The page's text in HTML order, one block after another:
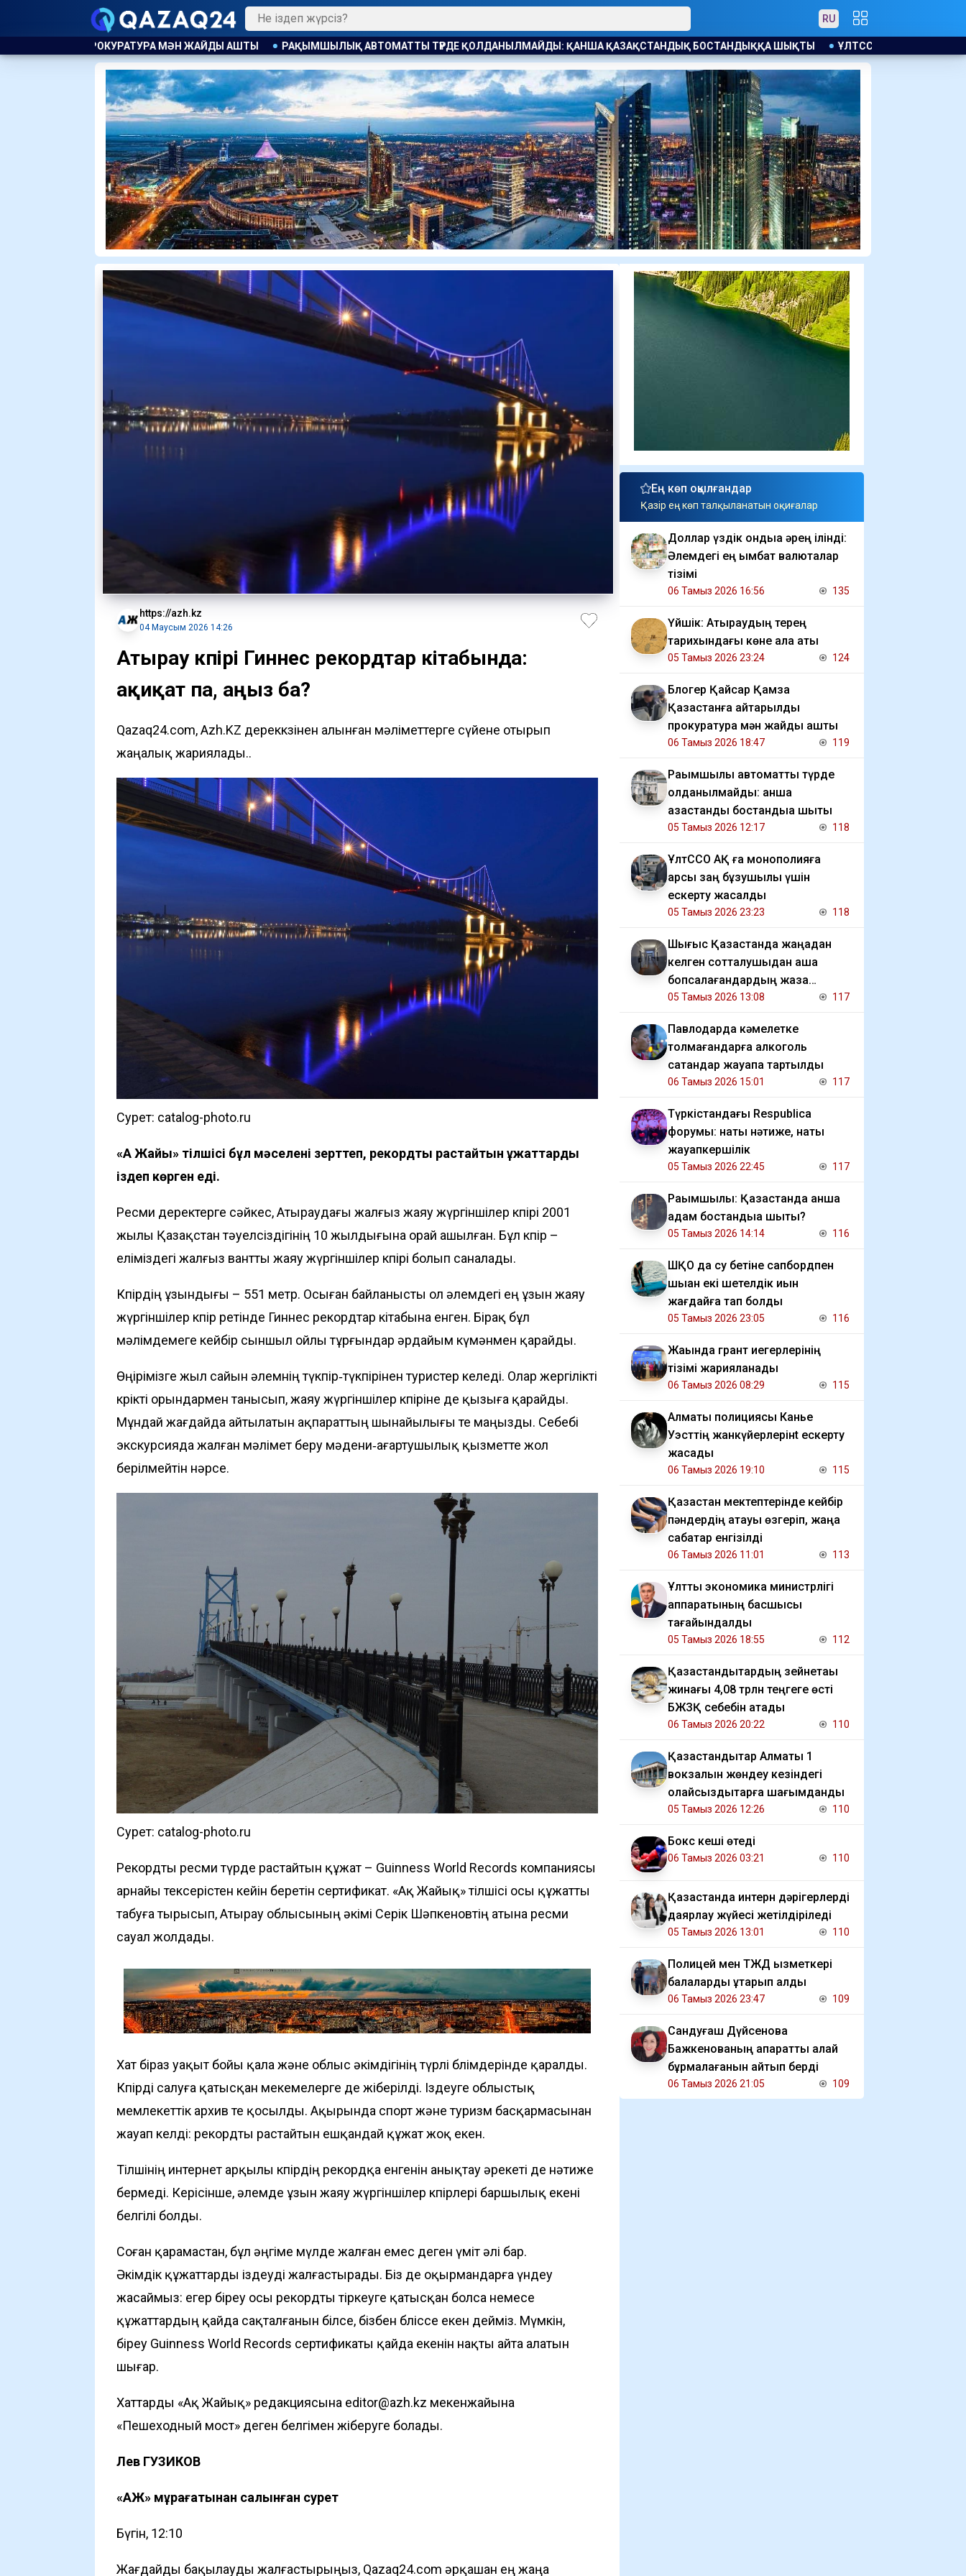
RU
РАҚЫМШЫЛЫҚ АВТОМАТТЫ ТҮРДЕ ҚОЛДАНЫЛМАЙДЫ: ҚАНША ҚАЗАҚСТАНДЫҚ БОСТАНДЫҚҚА ШЫҚТЫ ҰЛТССО АҚ ҒА МОНОПОЛИЯҒА ҚАРСЫ ЗАҢ БҰЗУШЫЛЫҚ
https://azh.kz
04 Маусым 2026 14:26
Атырау көпірі Гиннес рекордтар кітабында:
ақиқат па, аңыз ба?
Qazaq24.com, Azh.KZ дереккөзінен алынған мәліметтерге сүйене отырып
жаңалық жариялады..
Сурет: catalog-photo.ru
«Ақ Жайық» тілшісі бұл мәселені зерттеп, рекордты растайтын құжаттарды
іздеп көрген еді.
Ресми деректерге сәйкес, Атыраудағы жалғыз жаяу жүргіншілер көпірі 2001
жылы Қазақстан тәуелсіздігінің 10 жылдығына орай ашылған. Бұл көпір –
еліміздегі жалғыз вантты жаяу жүргіншілер көпірі болып саналады.
Көпірдің ұзындығы – 551 метр. Осыған байланысты ол әлемдегі ең ұзын жаяу
жүргіншілер көпір ретінде Гиннес рекордтар кітабына енген. Бірақ бұл
мәлімдемеге кейбір сыншыл ойлы тұрғындар әрдайым күмәнмен қарайды.
Өңірімізге жыл сайын әлемнің түкпір‑түкпірінен туристер келеді. Олар жергілікті
көрікті орындармен танысып, жаяу жүргіншілер көпіріне де қызыға қарайды.
Мұндай жағдайда айтылатын ақпараттың шынайылығы өте маңызды. Себебі
экскурсияда жалған мәлімет беру мәдени‑ағартушылық қызметте жол
берілмейтін нәрсе.
Сурет: catalog-photo.ru
Рекордты ресми түрде растайтын құжат – Guinness World Records компаниясы
арнайы тексерістен кейін беретін сертификат. «Ақ Жайық» тілшісі осы құжатты
табуға тырысып, Атырау облысының әкімі Серік Шәпкеновтің атына ресми
сауал жолдады.
Хат біраз уақыт бойы қала және облыс әкімдігінің түрлі бөлімдерінде қаралды.
Көпірді салуға қатысқан мекемелерге де жіберілді. Іздеуге облыстық
мемлекеттік архив те қосылды. Ақырында спорт және туризм басқармасынан
жауап келді: рекордты растайтын ешқандай құжат жоқ екен.
Тілшінің интернет арқылы көпірдің рекордқа енгенін анықтау әрекеті де нәтиже
бермеді. Керісінше, әлемде ұзын жаяу жүргіншілер көпірлері баршылық екені
белгілі болды.
Соған қарамастан, бұл әңгіме мүлде жалған емес деген үміт әлі бар.
Әкімдік құжаттарды іздеуді жалғастырады. Біз де оқырмандарға үндеу
жасаймыз: егер біреу осы рекордты тіркеуге қатысқан болса немесе
құжаттардың қайда сақталғанын білсе, бізбен бөліссе екен дейміз. Мүмкін,
біреу Guinness World Records сертификаты қайда екенін нақты айта алатын
шығар.
Хаттарды «Ақ Жайық» редакциясына editor@azh.kz мекенжайына
«Пешеходный мост» деген белгімен жіберуге болады.
Лев ГУЗИКОВ
«АЖ» мұрағатынан салынған сурет
Бүгін, 12:10
Жағдайды бақылауды жалғастырыңыз, Qazaq24.com әрқашан ең жаңа
Ең көп оқылғандар
Қазір ең көп талқыланатын оқиғалар
Доллар үздік ондыққа әрең ілінді:
Әлемдегі ең қымбат валюталар
тізімі
06 Тамыз 2026 16:56 135
Үйшік: Атыраудың терең
тарихындағы көне қала аты
05 Тамыз 2026 23:24 124
Блогер Қайсар Қамза
Қазақстанға қайтарылды
прокуратура мән жайды ашты
06 Тамыз 2026 18:47 119
Рақымшылық автоматты түрде
қолданылмайды: қанша
қазақстандық бостандыққа шықты
05 Тамыз 2026 12:17 118
ҰлтССО АҚ ға монополияға
қарсы заң бұзушылық үшін
ескерту жасалды
05 Тамыз 2026 23:23 118
Шығыс Қазақстанда жаңадан
келген сотталушыдан ақша
бопсалағандардың жаза
мерзімі ұзартылды
05 Тамыз 2026 13:08 117
Павлодарда кәмелетке
толмағандарға алкоголь
сатқандар жауапқа тартылды
06 Тамыз 2026 15:01 117
Түркістандағы Respublica
форумы: нақты нәтиже, нақты
жауапкершілік
05 Тамыз 2026 22:45 117
Рақымшылық: Қазақстанда қанша
адам бостандыққа шықты?
05 Тамыз 2026 14:14 116
ШҚО да су бетіне сапбордпен
шыққан екі шетелдік қиын
жағдайға тап болды
05 Тамыз 2026 23:05 116
Жақында грант иегерлерінің
тізімі жарияланады
06 Тамыз 2026 08:29 115
Алматы полициясы Канье
Уэсттің жанкүйерлерінt ескерту
жасады
06 Тамыз 2026 19:10 115
Қазақстан мектептерінде кейбір
пәндердің атауы өзгеріп, жаңа
сабақтар енгізілді
06 Тамыз 2026 11:01 113
Ұлттық экономика министрлігі
аппаратының басшысы
тағайындалды
05 Тамыз 2026 18:55 112
Қазақстандықтардың зейнетақы
жинағы 4,08 трлн теңгеге өсті
БЖЗҚ себебін атады
06 Тамыз 2026 20:22 110
Қазақстандықтар Алматы 1
вокзалын жөндеу кезіндегі
қолайсыздықтарға шағымданды
05 Тамыз 2026 12:26 110
Бокс кеші өтеді
06 Тамыз 2026 03:21 110
Қазақстанда интерн дәрігерлерді
даярлау жүйесі жетілдіріледі
05 Тамыз 2026 13:01 110
Полицей мен ТЖД қызметкері
балаларды құтқарып қалды
06 Тамыз 2026 23:47 109
Сандуғаш Дүйсенова
Бажкенованың ақпаратты қалай
бұрмалағанын айтып берді
06 Тамыз 2026 21:05 109